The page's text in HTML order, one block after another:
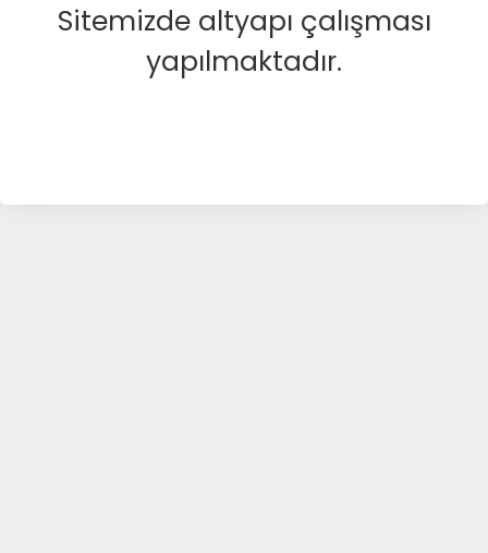
Sitemizde altyapı çalışması
yapılmaktadır.